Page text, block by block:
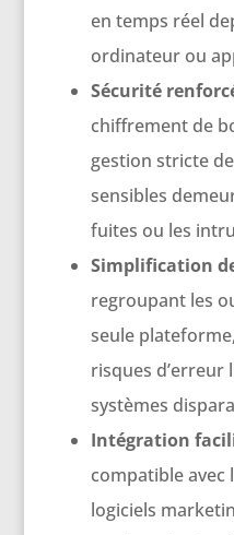
en temps réel
ordinateur ou
Sécurité
chiffrement de
gestion stricte
sensibles
fuites ou les
Simplification
regroupant les
seule
risques d’erreur
systèmes
Intégration
compatible avec
logiciels